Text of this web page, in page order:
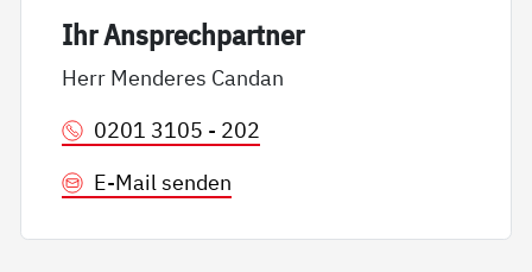
Ihr An­sp­rech­part­ner
Herr Menderes Candan
0201 3105 - 202
E-Mail senden